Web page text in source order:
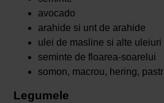
avocado
arahide si unt de arahide
ulei de masline si alte uleiuri
seminte de floarea-soarelui
somon, macrou, hering,
Legumele